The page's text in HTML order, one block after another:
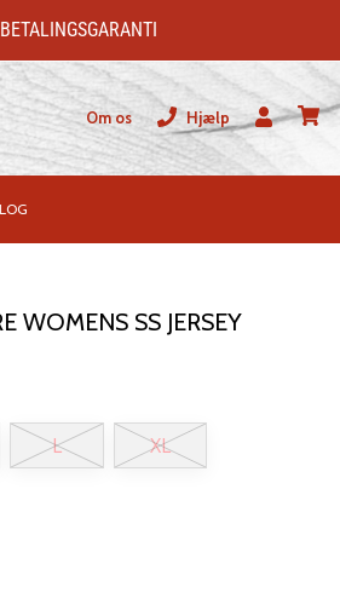
Om os
Hjælp
Bruger
WOMENS SS JERSEY
L XL